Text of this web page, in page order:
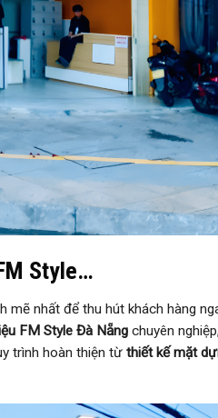
Style…
mẽ nhất để thu hút khách hàng
FM Style Đà Nẵng chuyên
trình hoàn thiện từ thiết kế mặt